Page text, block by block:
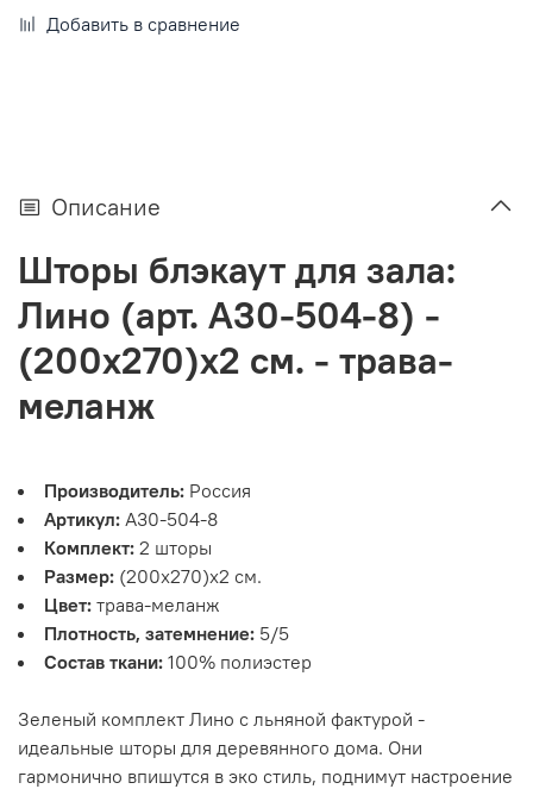
Добавить в сравнение
Описание
Шторы блэкаут для зала:
Лино (арт. А30-504-8) -
(200х270)х2 см. - трава-
меланж
Производитель: Россия
Артикул: А30-504-8
Комплект: 2 шторы
Размер: (200х270)х2 см.
Цвет: трава-меланж
Плотность, затемнение: 5/5
Состав ткани: 100% полиэстер
Зеленый комплект Лино с льняной фактурой -
идеальные шторы для деревянного дома. Они
гармонично впишутся в эко стиль, поднимут настроение